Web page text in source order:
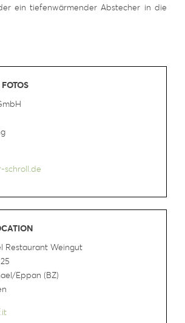
ein tiefenwärmender Abstecher in die
schroll.de
Restaurant Weingut
Eppan (BZ)